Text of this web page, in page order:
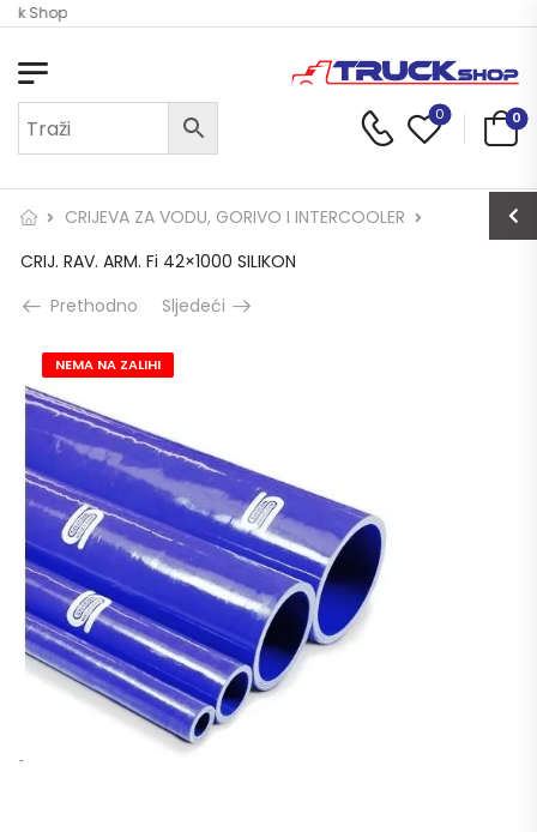
Shop
0 0
CRIJEVA ZA VODU, GORIVO I INTERCOOLER
CRIJ. RAV. ARM. Fi 42×1000 SILIKON
Prethodno
Sljedeći
NEMA NA ZALIHI